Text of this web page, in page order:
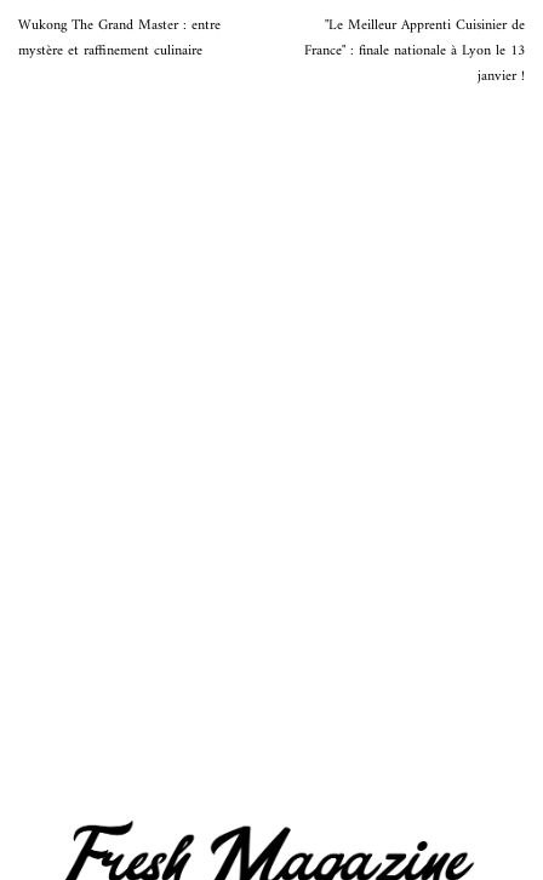
Wukong The Grand Master : entre
mystère et raffinement culinaire
"Le Meilleur Apprenti Cuisinier de
France" : finale nationale à Lyon le 13
janvier !